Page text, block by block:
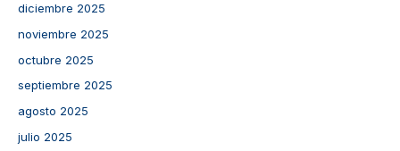
diciembre 2025
noviembre 2025
octubre 2025
septiembre 2025
agosto 2025
julio 2025